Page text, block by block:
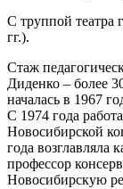
С труппой театра
гг.).
Стаж
Диденко – более
началась в 1967
С 1974 года
Новосибирской
года возглавляла
профессор
Новосибирскую